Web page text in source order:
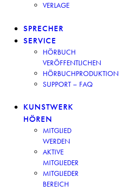
VERLAGE
SPRECHER
SERVICE
HÖRBUCH
VERÖFFENTLICHEN
HÖRBUCHPRODUKTION
SUPPORT – FAQ
KUNSTWERK
HÖREN
MITGLIED
WERDEN
AKTIVE
MITGLIEDER
MITGLIEDER
BEREICH